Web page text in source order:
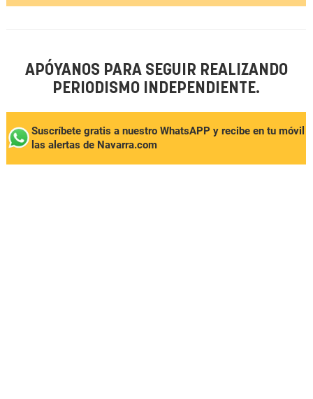
APÓYANOS PARA SEGUIR REALIZANDO
PERIODISMO INDEPENDIENTE.
Suscríbete gratis a nuestro WhatsAPP y recibe en tu móvil
las alertas de Navarra.com